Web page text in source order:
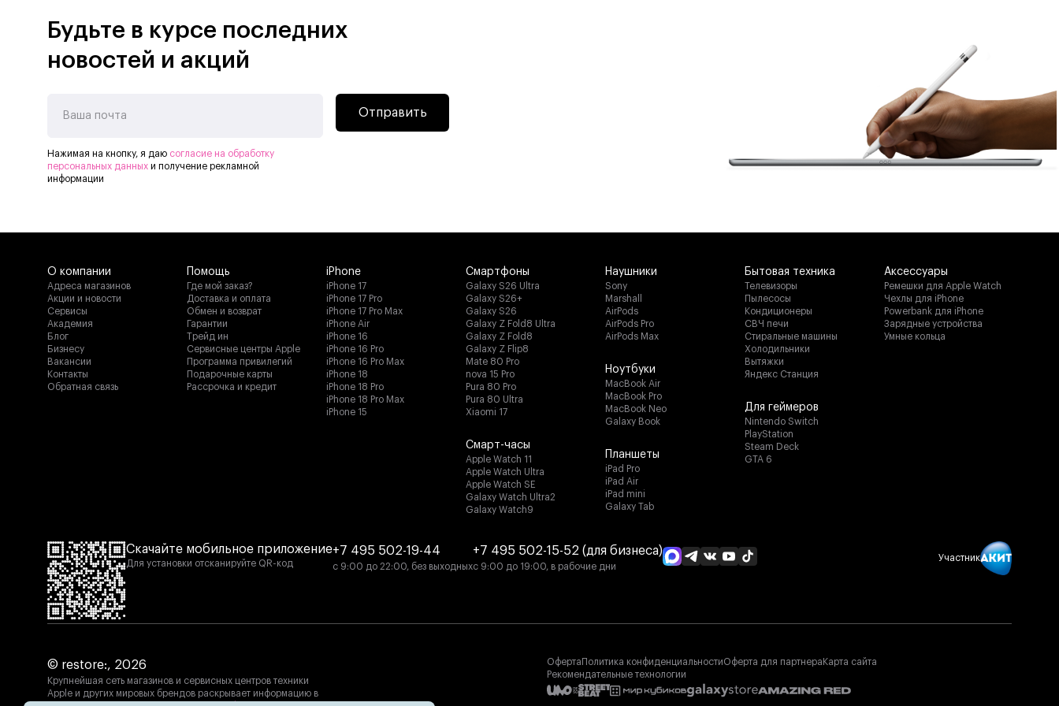
Bluetooth 5.0
Stockwell II поддерживает технологию
до 30 футов от динамика.
ними.
У Stockwell II есть возможность быстрой
зарядки, так что вы можете отправиться в путь
в любой момент. При зарядке колонки в течении
20 минут вы получите 6 часов портативного
звучания. А за 5 часов аккумулятор зарядится
которое погрузит вас в вашу музыку,
в помещении или на улице.
Защита от влаги по стандарту
влаги по стандарту IPX4, поэтому он способен
противостоять брызгам воды.
в соответствии с вашими предпочтениям.
Будьте в курсе последних
новостей и акций
Ваша почта Отправить
Нажимая на кнопку, я даю согласие на обработку
персональных данных и получение рекламной
информации
О компании
Адреса магазинов
Акции и новости
Сервисы
Академия
Блог
Бизнесу
Вакансии
Контакты
Обратная связь
Помощь
Где мой заказ?
Доставка и оплата
Обмен и возврат
Гарантии
Трейд ин
Сервисные центры Apple
Программа привилегий
Подарочные карты
Рассрочка и кредит
iPhone
iPhone 17
iPhone 17 Pro
iPhone 17 Pro Max
iPhone Air
iPhone 16
iPhone 16 Pro
iPhone 16 Pro Max
iPhone 18
iPhone 18 Pro
iPhone 18 Pro Max
iPhone 15
Смартфоны
Galaxy S26 Ultra
Galaxy S26+
Galaxy S26
Galaxy Z Fold8 Ultra
Galaxy Z Fold8
Galaxy Z Flip8
Mate 80 Pro
nova 15 Pro
Pura 80 Pro
Pura 80 Ultra
Xiaomi 17
Смарт-часы
Apple Watch 11
Apple Watch Ultra
Apple Watch SE
Galaxy Watch Ultra2
Galaxy Watch9
Наушники
Sony
Marshall
AirPods
AirPods Pro
AirPods Max
Ноутбуки
MacBook Air
MacBook Pro
MacBook Neo
Galaxy Book
Планшеты
iPad Pro
iPad Air
iPad mini
Galaxy Tab
Бытовая техника
Телевизоры
Пылесосы
Кондиционеры
СВЧ печи
Стиральные машины
Холодильники
Вытяжки
Яндекс Станция
Для геймеров
Nintendo Switch
PlayStation
Steam Deck
GTA 6
Аксессуары
Ремешки для Apple Watch
Чехлы для iPhone
Powerbank для iPhone
Зарядные устройства
Умные кольца
Скачайте мобильное приложение
Для установки отсканируйте QR-код
+7 495 502-19-44
с 9:00 до 22:00, без выходных
+7 495 502-15-52 (для бизнеса)
с 9:00 до 19:00, в рабочие дни
Участник
© restore:, 2026
Крупнейшая сеть магазинов и сервисных центров техники
Apple и других мировых брендов раскрывает информацию в
Оферта Политика конфиденциальностиОферта для партнера Карта сайта
Рекомендательные технологии